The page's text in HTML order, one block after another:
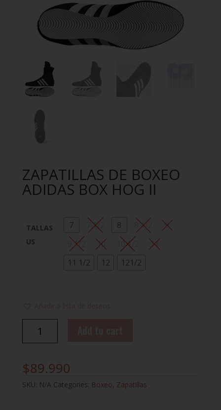
ZAPATILLAS DE BOXEO
ADIDAS BOX HOG II
TALLAS
US
7 7 1/2 8 8 1/2
9
9 1/2
10 10 1/2
11
11 1/2
12 121/2
BOX
HOG
$89.990
SKU: N/A Categories: Boxeo, Zapatillas